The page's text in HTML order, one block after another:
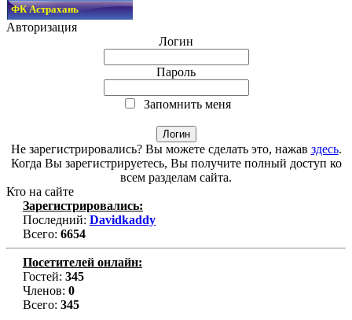
ФК Астрахань
Авторизация
Логин
Пароль
Запомнить меня
Не зарегистрировались? Вы можете сделать это, нажав здесь.
Когда Вы зарегистрируетесь, Вы получите полный доступ ко
всем разделам сайта.
Кто на сайте
Зарегистрировались:
Последний: Davidkaddy
Всего: 6654
Посетителей онлайн:
Гостей: 345
Членов: 0
Всего: 345